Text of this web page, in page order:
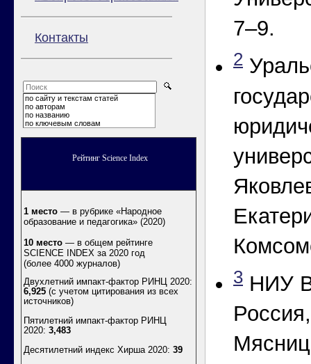
Контакты
по сайту и текстам статей
по авторам
по названию
по ключевым словам
Рейтинг Science Index
1 место — в рубрике «Народное
образование и педагогика» (2020)
10 место — в общем рейтинге
SCIENCE INDEX за 2020 год
(более 4000 журналов)
Двухлетний импакт-фактор РИНЦ 2020:
6,925 (с учетом цитирования из всех
источников)
Пятилетний импакт-фактор РИНЦ
2020: 3,483
Десятилетний индекс Хирша 2020: 39
7–9.
2
3 НИУ